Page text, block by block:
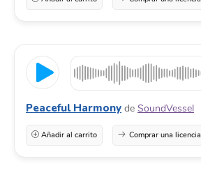
Peaceful Harmony de SoundVessel
Añadir al carrito Comprar una licencia